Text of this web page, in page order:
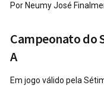
Por Neumy José
Campeonato do
A
Em jogo válido pela